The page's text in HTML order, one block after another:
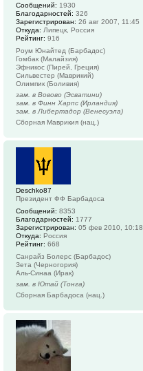
Сообщений: 1930
Благодарностей: 326
Зарегистрирован: 26 авг 2007, 11:45
Откуда: Липецк, Россия
Рейтинг: 916
Роум Юнайтед (Барбадос)
Гомбак (Малайзия)
Эфникос (Пирей, Греция)
Сильвестер (Маврикий)
Олимпик (Боливия)
зам. в Вовово (Эсватини)
зам. в Финн Харпс (Ирландия)
зам. в Либертадор (Венесуэла)
Сборная Маврикия (нац.)
Deschko87
Президент ФФ Барбадоса
Сообщений: 8353
Благодарностей: 1777
Зарегистрирован: 05 фев 2010, 10:18
Откуда: Россия
Рейтинг: 668
Санрайз Болерс (Барбадос)
Зета (Черногория)
Аль-Синаа (Ирак)
зам. в Ютай (Тонга)
Сборная Барбадоса (нац.)